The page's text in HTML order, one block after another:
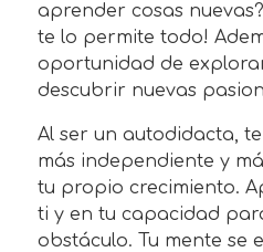
aprender cosas
te lo permite todo!
oportunidad de
descubrir nuevas
Al ser un autodidacta,
más independiente y
tu propio crecimiento.
ti y en tu capacidad
obstáculo. Tu mente se